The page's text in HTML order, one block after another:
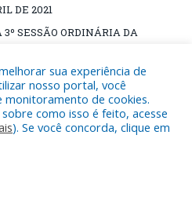
DE 2021
3º SESSÃO ORDINÁRIA DA
DE 2021
SESSÃO ORDINÁRIA DA
DE MUANÁ DO DIA
DE 2021
DE MUANÁ DO DIA
DE 2021
sua experiência de
nosso portal, você
de cookies.
como isso é feito, acesse
). Se você concorda, clique em